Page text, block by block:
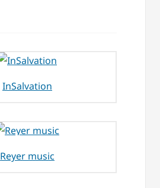
InSalvation
Reyer music